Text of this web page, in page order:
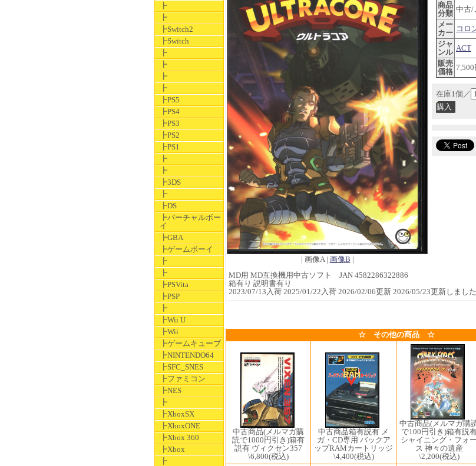
┣
┣
┣Switch2
┣Switch
┣
┣
┣
┣
┣PS5
┣PS4
┣PS3
┣PS2
┣PS1
┣
┣
┣3DS
┣
┣DS
┣バーチャルボー
イ
┣GBA
┣ゲームボーイ
┣
┣
┣PSVita
┣PSP
┣
┣Wii U
┣Wii
┣ゲームキューブ
┣NINTENDO64
┣SFC_SNES
┣ファミコン
┣NES
┣
┣XboxSX
┣XboxONE
┣Xbox 360
┣Xbox
┣
| 画像A | 画像B |
商品
分類 中古/
メー
カー コロ
ジャ
ンル ACT
販売
価格
在庫1個／
MD用 MD互換機用中古ソフト JAN 4582286322886
箱有り 説明書有り
2023/07/13入荷 2025/01/22入荷 2026/02/06更新 2026/05/23更新しました
☆ その他の商品 ☆
中古商品(メルマガ購
読で1000円引き)箱有
説有 ヴィクセン357
\6,800(税込)
中古商品箱有説有 メ
ガ・CD専用 バックア
ップRAMカートリッジ
\4,400(税込)
中古商品(メルマガ購
で100円引き)箱有説
シャイニング・フォー
ス 神々の遺産
\2,200(税込)